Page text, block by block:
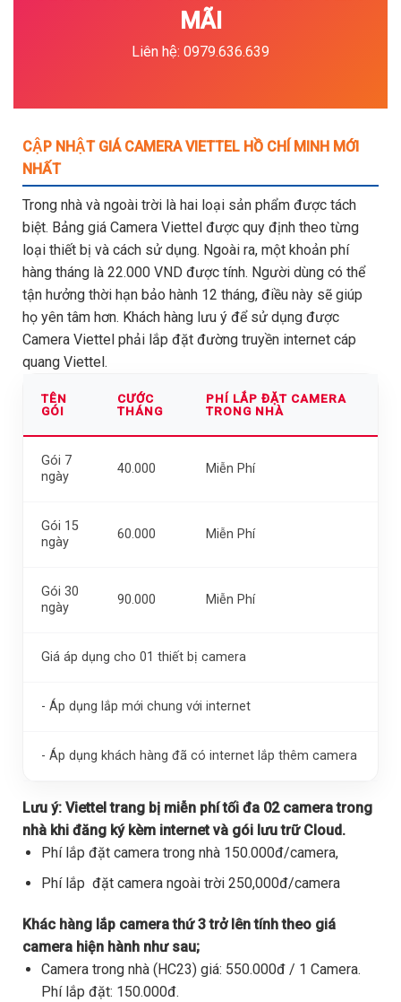
MÃI
Liên hệ: 0979.636.639
CẬP NHẬT GIÁ CAMERA VIETTEL HỒ CHÍ MINH MỚI
NHẤT
Trong nhà và ngoài trời là hai loại sản phẩm được tách
biệt. Bảng giá Camera Viettel được quy định theo từng
loại thiết bị và cách sử dụng. Ngoài ra, một khoản phí
hàng tháng là 22.000 VND được tính. Người dùng có thể
tận hưởng thời hạn bảo hành 12 tháng, điều này sẽ giúp
họ yên tâm hơn. Khách hàng lưu ý để sử dụng được
Camera Viettel phải lắp đặt đường truyền internet cáp
quang Viettel.
TÊN
GÓI
CƯỚC
THÁNG
PHÍ LẮP ĐẶT CAMERA
TRONG NHÀ
Gói 7
ngày
40.000 Miễn Phí
Gói 15
ngày
60.000 Miễn Phí
Gói 30
ngày
90.000 Miễn Phí
Giá áp dụng cho 01 thiết bị camera
- Áp dụng lắp mới chung với internet
- Áp dụng khách hàng đã có internet lắp thêm camera
Lưu ý: Viettel trang bị miễn phí tối đa 02 camera trong
nhà khi đăng ký kèm internet và gói lưu trữ Cloud.
Phí lắp đặt camera trong nhà 150.000đ/camera,
Phí lắp đặt camera ngoài trời 250,000đ/camera
Khác hàng lắp camera thứ 3 trở lên tính theo giá
camera hiện hành như sau;
Camera trong nhà (HC23) giá: 550.000đ / 1 Camera.
Phí lắp đặt: 150.000đ.